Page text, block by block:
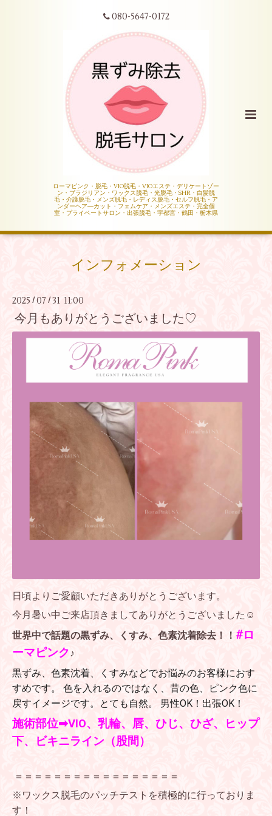
080-5647-0172
ローマピンク・脱毛・VIO脱毛・VIOエステ・デリケートゾー
ン・ブラジリアン・ワックス脱毛・光脱毛・SHR・白髪脱
毛・介護脱毛・メンズ脱毛・レディス脱毛・セルフ脱毛・ア
ンダーヘア―カット・フェムケア・メンズエステ・完全個
室・プライベートサロン・出張脱毛・宇都宮・鶴田・栃木県
インフォメーション
2025 / 07 /31 11:00
今月もありがとうございました♡
日頃よりご愛顧いただきありがとうございます。
今月暑い中ご来店頂きましてありがとうございました☺
世界中で話題の黒ずみ、くすみ、色素沈着除去！！ #ロ
ーマピンク♪
黒ずみ、色素沈着、くすみなどでお悩みのお客様におす
すめです。 色を入れるのではなく、昔の色、ピンク色に
戻すイメージです。とても自然。 男性OK！出張OK！
施術部位➡VIO、乳輪、唇、ひじ、ひざ、ヒップ
下、ビキニライン（股間）
＝＝＝＝＝＝＝＝＝＝＝＝＝＝＝＝＝
※ワックス脱毛のパッチテストを積極的に行っておりま
す！